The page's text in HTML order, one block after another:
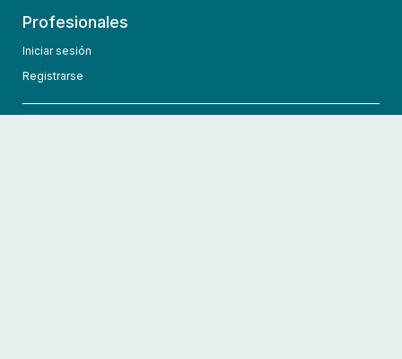
Profesionales
Iniciar sesión
Registrarse